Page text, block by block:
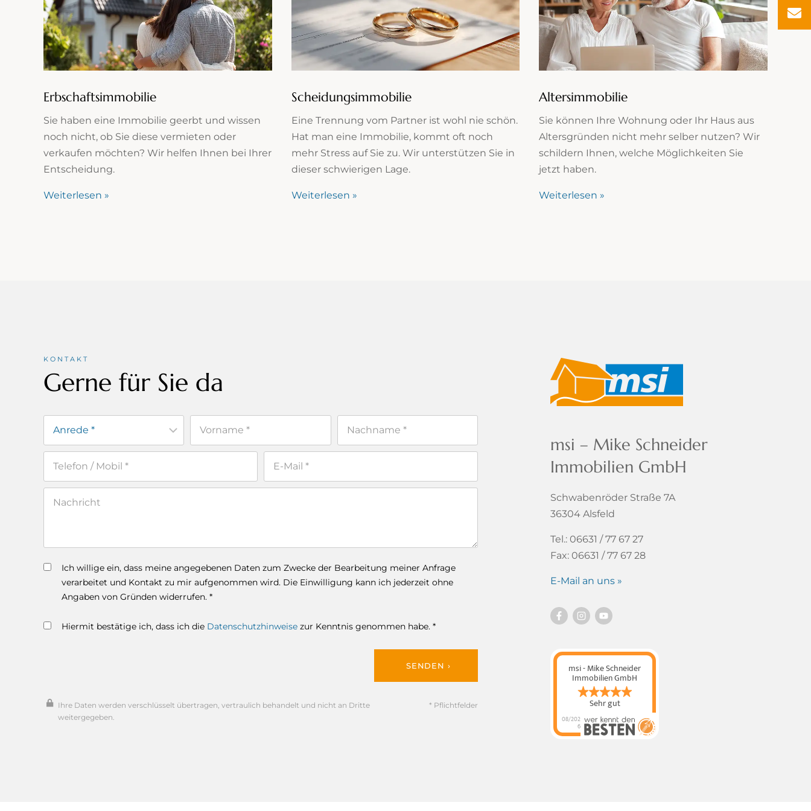
Erbschaftsimmobilie
Sie haben eine Immobilie geerbt und wissen
noch nicht, ob Sie diese vermieten oder
verkaufen möchten? Wir helfen Ihnen bei Ihrer
Entscheidung.
Weiterlesen »
Scheidungsimmobilie
Eine Trennung vom Partner ist wohl nie schön.
Hat man eine Immobilie, kommt oft noch
mehr Stress auf Sie zu. Wir unterstützen Sie in
dieser schwierigen Lage.
Weiterlesen »
Altersimmobilie
Sie können Ihre Wohnung oder Ihr Haus aus
Altersgründen nicht mehr selber nutzen? Wir
schildern Ihnen, welche Möglichkeiten Sie
jetzt haben.
Weiterlesen »
KONTAKT
Gerne für Sie da
Ich willige ein, dass meine angegebenen Daten zum Zwecke der Bearbeitung meiner Anfrage
verarbeitet und Kontakt zu mir aufgenommen wird. Die Einwilligung kann ich jederzeit ohne
Angaben von Gründen widerrufen. *
Hiermit bestätige ich, dass ich die Datenschutzhinweise zur Kenntnis genommen habe. *
SENDEN ›
Ihre Daten werden verschlüsselt übertragen, vertraulich behandelt und nicht an Dritte
weitergegeben.
* Pflichtfelder
msi – Mike Schneider
Immobilien GmbH
Schwabenröder Straße 7A
36304 Alsfeld
Tel.: 06631 / 77 67 27
Fax: 06631 / 77 67 28
E-Mail an uns »
msi - Mike Schneider
Immobilien GmbH
Sehr gut
08/202
6 msi - Mike Schneider
Immobilien GmbH hat